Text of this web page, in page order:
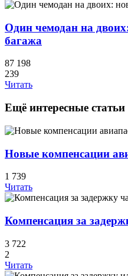
Один чемодан на
багажа
87 198
239
Читать
Ещё интересные статьи
Новые компенсации
1 739
Читать
Компенсация за
3 722
2
Читать